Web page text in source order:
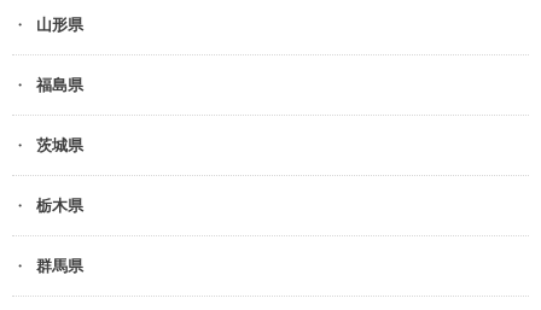
山形県
福島県
茨城県
栃木県
群馬県